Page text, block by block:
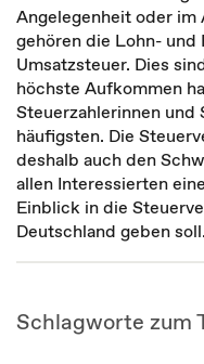
Angelegenheit oder im
gehören die Lohn-
Umsatzsteuer. Dies
höchste Aufkommen
Steuerzahlerinnen und
häufigsten. Die
deshalb auch den
allen Interessierten
Einblick in die
Deutschland geben soll.
Schlagworte zum